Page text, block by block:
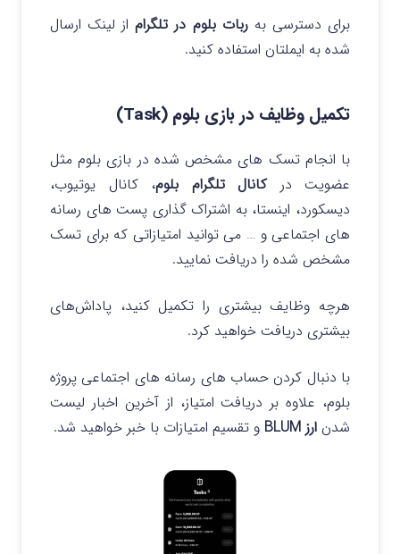
برای دسترسی بهربات بلوم در تلگراماز لینک ارسال
شده به ایملتان استفاده کنید.
تکمیل وظایف در بازی بلوم (Task)
با انجام تسک های مشخص شده در بازی بلوم مثل
عضویت درکانال تلگرام بلوم، کانال یوتیوب،
دیسکورد، اینستا، به اشتراک گذاری پست های رسانه
های اجتماعی و … می توانید امتیازاتی که برای تسک
مشخص شده را دریافت نمایید.
هرچه وظایف بیشتری را تکمیل کنید، پاداش‌های
بیشتری دریافت خواهید کرد.
با دنبال کردن حساب‌ های رسانه‌ های اجتماعی پروژه
بلوم، علاوه بر دریافت امتیاز، از آخرین اخبار لیست
شدن ارز BLUM و تقسیم امتیازات با خبر خواهید شد.